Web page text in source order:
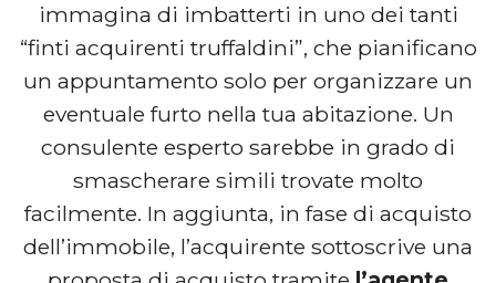
immagina di imbatterti in uno dei tanti
“finti acquirenti truffaldini”, che pianificano
un appuntamento solo per organizzare un
eventuale furto nella tua abitazione. Un
consulente esperto sarebbe in grado di
smascherare simili trovate molto
facilmente. In aggiunta, in fase di acquisto
dell’immobile, l’acquirente sottoscrive una